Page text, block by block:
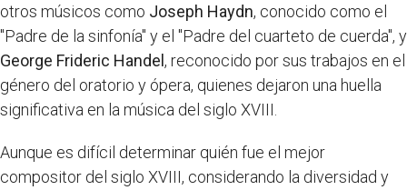
otros músicos como Joseph Haydn, conocido como el
"Padre de la sinfonía" y el "Padre del cuarteto de cuerda", y
George Frideric Handel, reconocido por sus trabajos en el
género del oratorio y ópera, quienes dejaron una huella
significativa en la música del siglo XVIII.
Aunque es difícil determinar quién fue el mejor
compositor del siglo XVIII, considerando la diversidad y